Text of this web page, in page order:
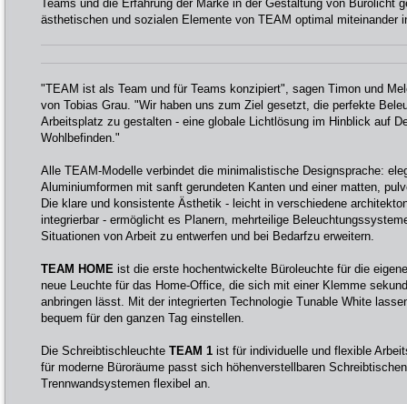
Teams und die Erfahrung der Marke in der Gestaltung von Bürolicht
ästhetischen und sozialen Elemente von TEAM optimal miteinander
"TEAM ist als Team und für Teams konzipiert", sagen Timon und
von Tobias Grau. "Wir haben uns zum Ziel gesetzt, die perfekte
Arbeitsplatz zu gestalten - eine globale Lichtlösung im Hinblick auf
Wohlbefinden."
Alle TEAM-Modelle verbindet die minimalistische Designsprache:
Aluminiumformen mit sanft gerundeten Kanten und einer matten,
Die klare und konsistente Ästhetik - leicht in verschiedene
integrierbar - ermöglicht es Planern, mehrteilige
Situationen von Arbeit zu entwerfen und bei Bedarfzu erweitern.
TEAM HOME ist die erste hochentwickelte Büroleuchte für die
neue Leuchte für das Home-Office, die sich mit einer Klemme
anbringen lässt. Mit der integrierten Technologie Tunable White
bequem für den ganzen Tag einstellen.
Die Schreibtischleuchte TEAM 1 ist für individuelle und flexible
für moderne Büroräume passt sich höhenverstellbaren
Trennwandsystemen flexibel an.